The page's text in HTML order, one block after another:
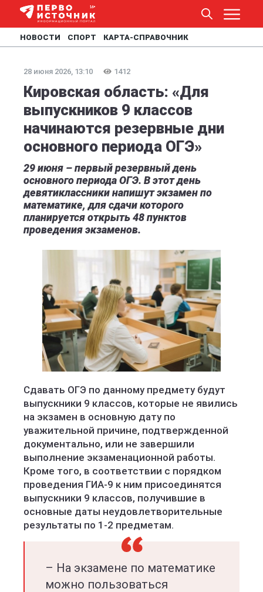
НОВОСТИ СПОРТ КАРТА-СПРАВОЧНИК
28 июня 2026, 13:10 1412
Кировская область: «Для
выпускников 9 классов
начинаются резервные дни
основного периода ОГЭ»
29 июня – первый резервный день
основного периода ОГЭ. В этот день
девятиклассники напишут экзамен по
математике, для сдачи которого
планируется открыть 48 пунктов
проведения экзаменов.
Сдавать ОГЭ по данному предмету будут
выпускники 9 классов, которые не явились
на экзамен в основную дату по
уважительной причине, подтвержденной
документально, или не завершили
выполнение экзаменационной работы.
Кроме того, в соответствии с порядком
проведения ГИА-9 к ним присоединятся
выпускники 9 классов, получившие в
основные даты неудовлетворительные
результаты по 1-2 предметам.
– На экзамене по математике
можно пользоваться